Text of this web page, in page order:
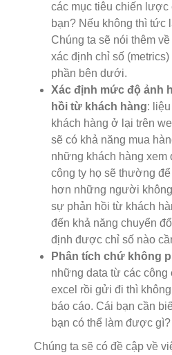
các mục tiêu chiến lược
bạn? Nếu không thì tức
Chúng ta sẽ nói thêm
xác định chỉ số
phần bên dưới.
Xác định mức độ ảnh
hồi từ khách hàng:
khách hàng ở lại trên
sẽ có khả năng mua
những khách hàng xem
công ty họ sẽ thường
hơn những người
sự phản hồi từ khách
đến khả năng chuyển
định được chỉ số nào
Phân tích chứ không
những data từ các
excel rồi gửi đi thì
báo cáo. Cái bạn cần
bạn có thể làm được gì?
Chúng ta sẽ có đề cập về